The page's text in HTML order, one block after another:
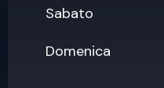
Sabato
Domenica